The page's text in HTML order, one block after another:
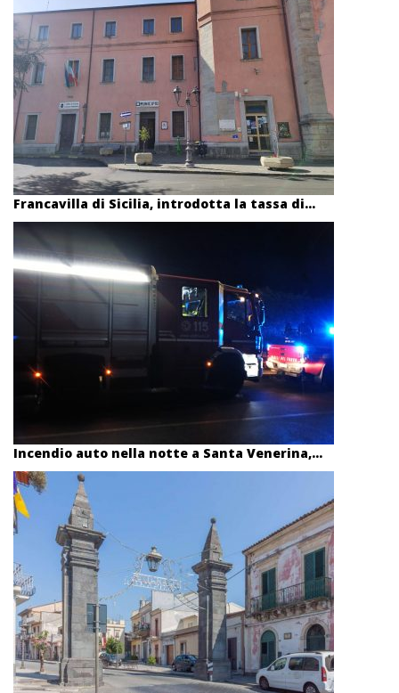
Francavilla di Sicilia, introdotta la tassa di...
Incendio auto nella notte a Santa Venerina,...